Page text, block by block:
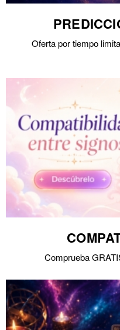
Oferta por tiempo
Comprueba